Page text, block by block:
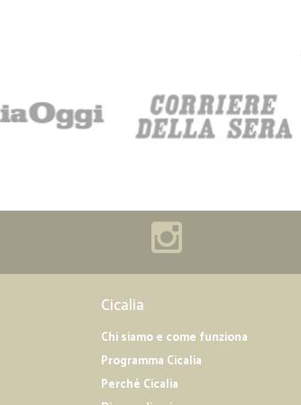
Cicalia
Chi siamo e come funziona
Programma Cicalia
Perché Cicalia